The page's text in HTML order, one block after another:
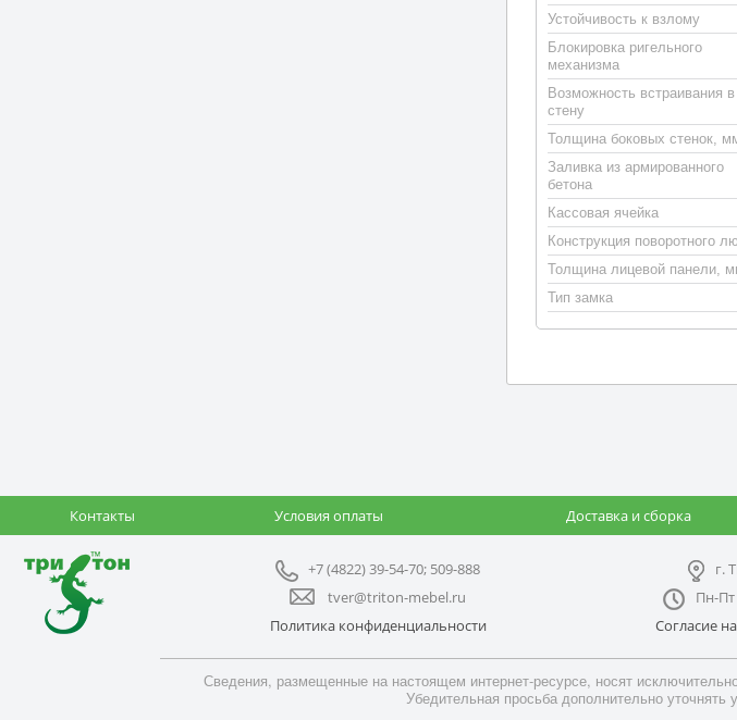
Устойчивость к взлому
Блокировка ригельного
механизма
Возможность встраивания в
стену
Толщина боковых стенок,
Заливка из армированного
бетона
Кассовая ячейка
Конструкция поворотного
Толщина лицевой панели,
Тип замка
Контакты Условия оплаты Доставка и сборка
+7 (4822) 39-54-70; 509-888
г.
tver@triton-mebel.ru
Пн-Пт
Политика конфиденциальности
Согласие
Сведения, размещенные на настоящем интернет-ресурсе, носят
Убедительная просьба дополнительно